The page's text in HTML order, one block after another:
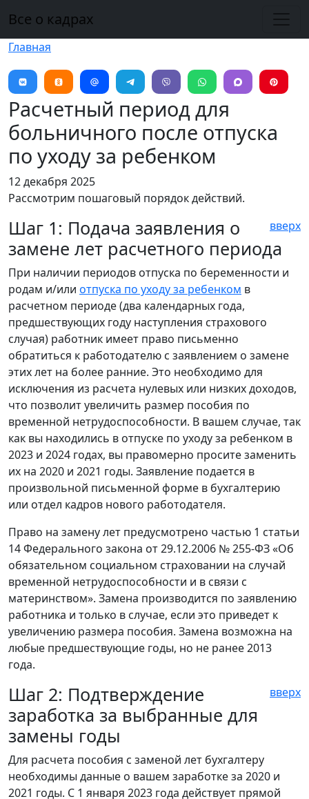
Все о кадрах
Главная
Расчетный период для
больничного после отпуска
по уходу за ребенком
12 декабря 2025
Рассмотрим пошаговый порядок действий.
вверх
Шаг 1: Подача заявления о
замене лет расчетного периода
При наличии периодов отпуска по беременности и
родам и/или отпуска по уходу за ребенком в
расчетном периоде (два календарных года,
предшествующих году наступления страхового
случая) работник имеет право письменно
обратиться к работодателю с заявлением о замене
этих лет на более ранние. Это необходимо для
исключения из расчета нулевых или низких доходов,
что позволит увеличить размер пособия по
временной нетрудоспособности. В вашем случае, так
как вы находились в отпуске по уходу за ребенком в
2023 и 2024 годах, вы правомерно просите заменить
их на 2020 и 2021 годы. Заявление подается в
произвольной письменной форме в бухгалтерию
или отдел кадров нового работодателя.
Право на замену лет предусмотрено частью 1 статьи
14 Федерального закона от 29.12.2006 № 255-ФЗ «Об
обязательном социальном страховании на случай
временной нетрудоспособности и в связи с
материнством». Замена производится по заявлению
работника и только в случае, если это приведет к
увеличению размера пособия. Замена возможна на
любые предшествующие годы, но не ранее 2013
года.
вверх
Шаг 2: Подтверждение
заработка за выбранные для
замены годы
Для расчета пособия с заменой лет бухгалтеру
необходимы данные о вашем заработке за 2020 и
2021 годы. С 1 января 2023 года действует прямой